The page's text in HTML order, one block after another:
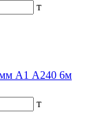
т
А1 А240 6м
т